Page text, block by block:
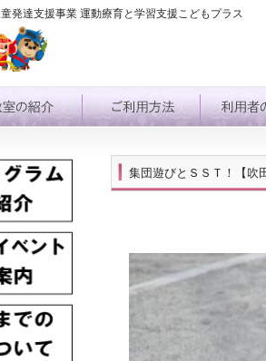
発達支援事業 運動療育と学習支援こどもプラス
集団遊びとＳＳＴ！【吹